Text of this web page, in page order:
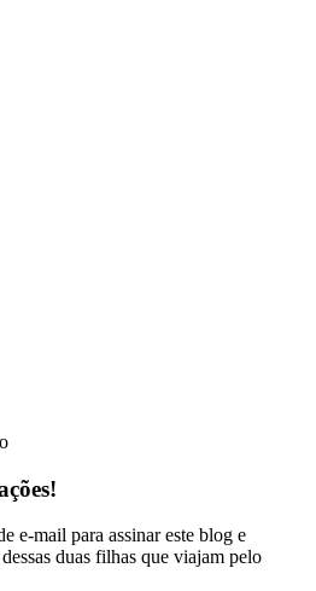
e-mail para assinar este blog e
duas filhas que viajam pelo